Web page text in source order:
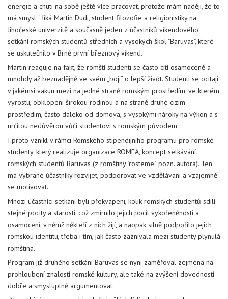
energie a chuti na sobě ještě více pracovat, protože mám naději, že to
má smysl,“ říká Martin Dudi, student filozofie a religionistiky na
Jihočeské univerzitě a současně jeden z účastníků víkendového
setkání romských studentů středních a vysokých škol "Baruvas", které
se uskutečnilo v Brně první březnový víkend.
Martin reaguje na fakt, že romští studenti se často cítí osamoceně a
mnohdy až beznadějně ve svém „boji“ o lepší život. Studenti se ocitají
v jakémsi vakuu mezi na jedné straně romským prostředím, ve kterém
vyrostli, obklopeni širokou rodinou a na straně druhé cizím
prostředím, často daleko od domova, s vysokými nároky na výkon a s
určitou nedůvěrou vůči studentovi s romským původem.
I proto vznikl v rámci Romského stipendijního programu pro romské
studenty, který realizuje organizace ROMEA, koncept setkávání
romských studentů Baruvas (z romštiny "rosteme", pozn. autora). Ten
má vybrané účastníky rozvíjet, podporovat ve vzdělávání a vzájemně
se motivovat.
Mnozí účastníci setkání byli překvapeni, kolik romských studentů sdílí
stejné pocity a starosti, což zmírnilo jejich pocit vykořeněnosti a
osamocení, v němž někteří z nich žijí, a naopak silně podpořilo jejich
romskou identitu, třeba i tím, jak často zaznívala mezi studenty plynulá
romština.
Program již druhého setkání Baruvas se nyní zaměřoval zejména na
prohloubení znalostí romské kultury, ale také na zvýšení dovedností
dobře a smysluplně argumentovat.